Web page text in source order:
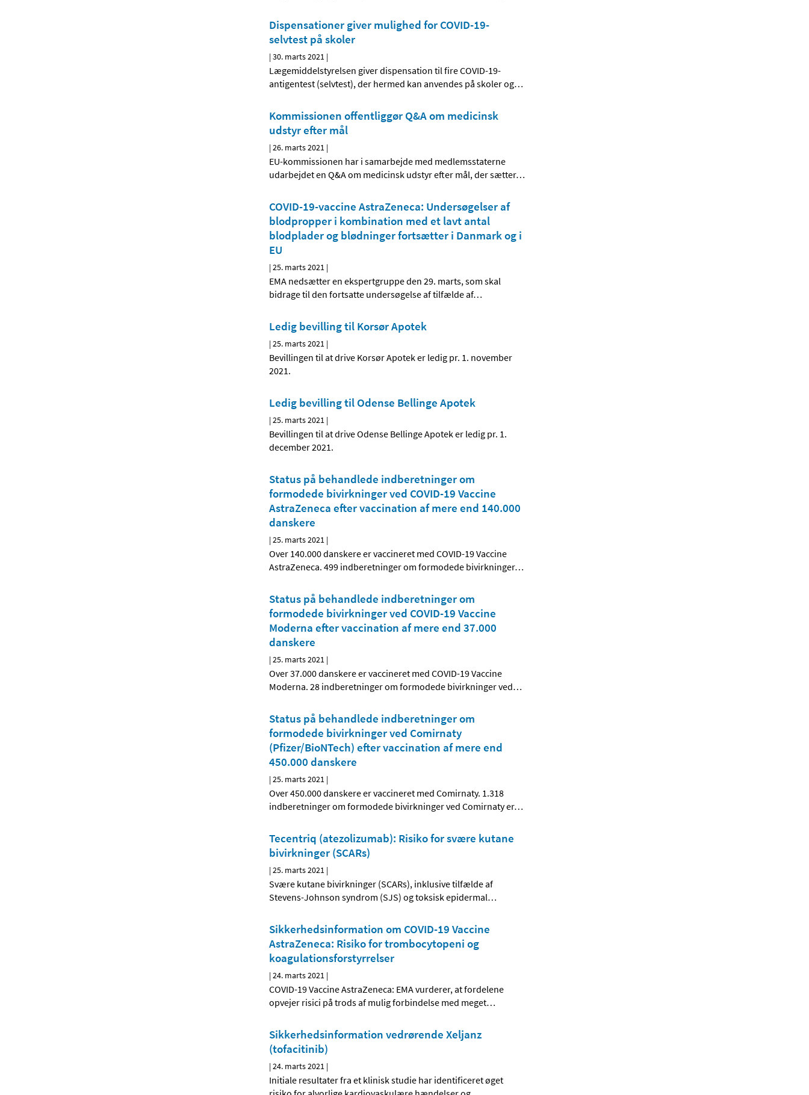
Dispensationer giver mulighed for COVID-19-
selvtest på skoler
|30. marts 2021 |
Lægemiddelstyrelsen giver dispensation til fire COVID-19-
antigentest (selvtest), der hermed kan anvendes på skoler og…
Kommissionen offentliggør Q&A om medicinsk
udstyr efter mål
|26. marts 2021 |
EU-kommissionen har i samarbejde med medlemsstaterne
udarbejdet en Q&A om medicinsk udstyr efter mål, der sætter…
COVID-19-vaccine AstraZeneca: Undersøgelser af
blodpropper i kombination med et lavt antal
blodplader og blødninger fortsætter i Danmark og i
EU
|25. marts 2021 |
EMA nedsætter en ekspertgruppe den 29. marts, som skal
bidrage til den fortsatte undersøgelse af tilfælde af…
Ledig bevilling til Korsør Apotek
|25. marts 2021 |
Bevillingen til at drive Korsør Apotek er ledig pr. 1. november
2021.
Ledig bevilling til Odense Bellinge Apotek
|25. marts 2021 |
Bevillingen til at drive Odense Bellinge Apotek er ledig pr. 1.
december 2021.
Status på behandlede indberetninger om
formodede bivirkninger ved COVID-19 Vaccine
AstraZeneca efter vaccination af mere end 140.000
danskere
|25. marts 2021 |
Over 140.000 danskere er vaccineret med COVID-19 Vaccine
AstraZeneca. 499 indberetninger om formodede bivirkninger…
Status på behandlede indberetninger om
formodede bivirkninger ved COVID-19 Vaccine
Moderna efter vaccination af mere end 37.000
danskere
|25. marts 2021 |
Over 37.000 danskere er vaccineret med COVID-19 Vaccine
Moderna. 28 indberetninger om formodede bivirkninger ved…
Status på behandlede indberetninger om
formodede bivirkninger ved Comirnaty
(Pfizer/BioNTech) efter vaccination af mere end
450.000 danskere
|25. marts 2021 |
Over 450.000 danskere er vaccineret med Comirnaty. 1.318
indberetninger om formodede bivirkninger ved Comirnaty er…
Tecentriq (atezolizumab): Risiko for svære kutane
bivirkninger (SCARs)
|25. marts 2021 |
Svære kutane bivirkninger (SCARs), inklusive tilfælde af
Stevens-Johnson syndrom (SJS) og toksisk epidermal…
Sikkerhedsinformation om COVID-19 Vaccine
AstraZeneca: Risiko for trombocytopeni og
koagulationsforstyrrelser
|24. marts 2021 |
COVID-19 Vaccine AstraZeneca: EMA vurderer, at fordelene
opvejer risici på trods af mulig forbindelse med meget…
Sikkerhedsinformation vedrørende Xeljanz
(tofacitinib)
|24. marts 2021 |
Initiale resultater fra et klinisk studie har identificeret øget